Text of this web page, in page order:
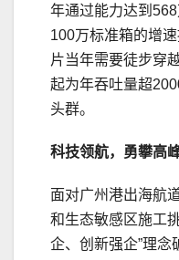
年通过能力达到
100万标准箱的增
片当年需要徒步穿
起为年吞吐量超
头群。
科技领航，勇攀高
面对广州港出海航
和生态敏感区施工
企、创新强企”理念